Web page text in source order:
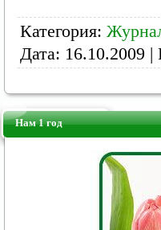
Категория:
Дата: 16.10.2009 |
Нам 1 год